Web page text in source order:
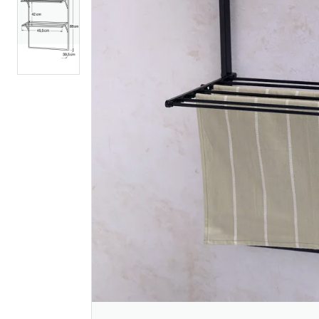
knagg med 3 kroker
House
99
Nettlager
Klikk &